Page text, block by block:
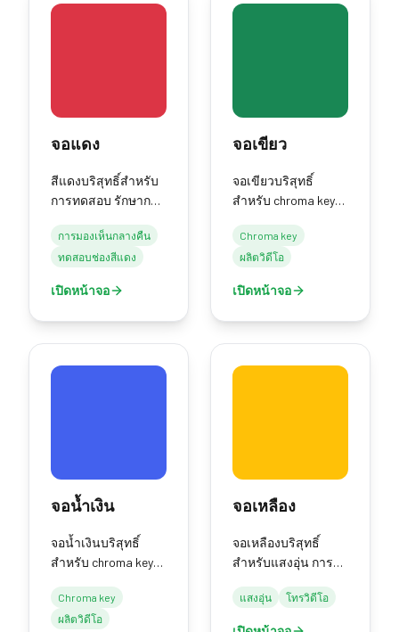
จอแดง
สีแดงบริสุทธิ์สำหรับ
การทดสอบ รักษาการ
แสงถ่ายภาพ
การมองเห็นกลางคืน
ทดสอบช่องสีแดง
เปิดหน้าจอ
จอเขียว
จอเขียวบริสุทธิ์
สำหรับ chroma key
รสตรีม
Chroma key
ผลิตวิดีโอ
เปิดหน้าจอ
จอน้ำเงิน
จอน้ำเงินบริสุทธิ์
สำหรับ chroma key
ทดสอบจอแสดงผล
Chroma key
ผลิตวิดีโอ
จอเหลือง
จอเหลืองบริสุทธิ์
สำหรับแสงอุ่น การ
ทดสอบจอแสดงผล
แสงอุ่น โทรวิดีโอ